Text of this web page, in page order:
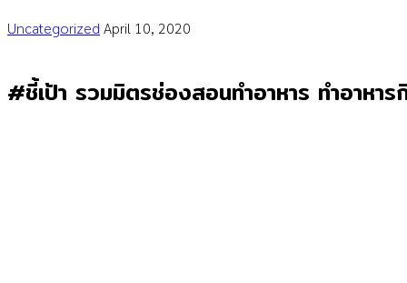
Uncategorized April 10, 2020
#ชี้เป้า รวมมิตรช่องสอนทำอาหาร ทำอาหา